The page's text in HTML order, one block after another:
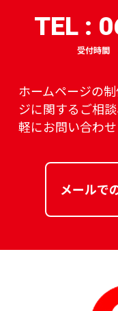
TEL :
受付時間
ホームページの
ジに関するご相談
軽にお問い合わせ
メールで